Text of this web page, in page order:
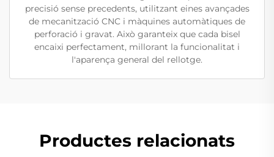
precisió sense precedents, utilitzant eines avançades
de mecanització CNC i màquines automàtiques de
perforació i gravat. Això garanteix que cada bisel
encaixi perfectament, millorant la funcionalitat i
l'aparença general del rellotge.
Productes relacionats